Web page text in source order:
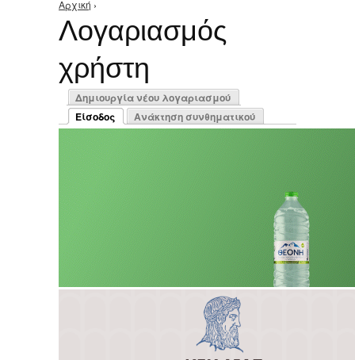
Είστε εδώ
Αρχική ›
Λογαριασμός
χρήστη
Πρωτεύουσες καρτέλες
Δημιουργία νέου λογαριασμού
Είσοδος
(ενεργή καρτέλα)
Ανάκτηση συνθηματικού